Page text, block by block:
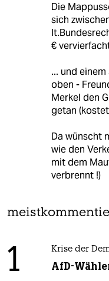
Die
sich
€
... und
oben -
Merkel den
getan
Da wünscht
wie den
mit dem
verbrennt !)
1 Krise der
AfD-